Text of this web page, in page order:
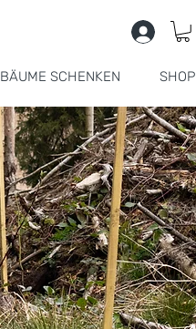
BÄUME SCHENKEN SHOP